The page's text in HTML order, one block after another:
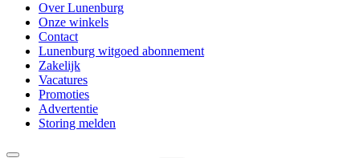
Over Lunenburg
Onze winkels
Contact
Lunenburg witgoed abonnement
Zakelijk
Vacatures
Promoties
Advertentie
Storing melden